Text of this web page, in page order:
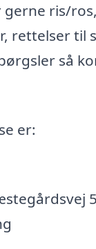
gerne ris/
rettelser til
så
er:
5